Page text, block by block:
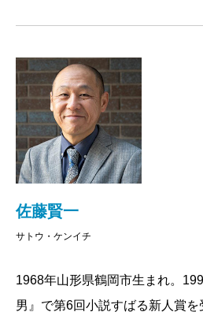
2016/04/27
佐藤賢一
サトウ・ケンイチ
1968年山形県鶴岡市生まれ。
男』で第6回小説すばる新人賞